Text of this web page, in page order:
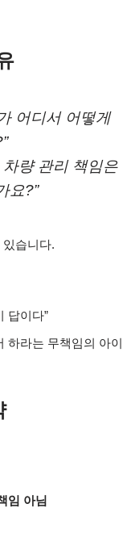
어디서 어떻게
량 관리 책임은
요?”
습니다.
답이다”
하라는 무책임의 아이
임 아님